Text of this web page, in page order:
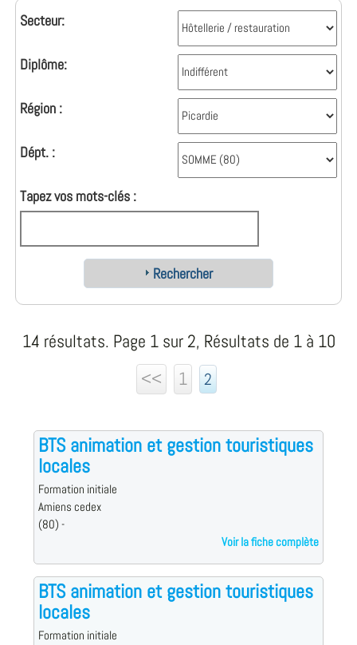
Secteur:
Diplôme:
Région :
Dépt. :
Tapez vos mots-clés :
Rechercher
14 résultats. Page 1 sur 2, Résultats de 1 à 10
<<
1 2
BTS animation et gestion touristiques
locales
Formation initiale
Amiens cedex
(80) -
Voir la fiche complète
BTS animation et gestion touristiques
locales
Formation initiale